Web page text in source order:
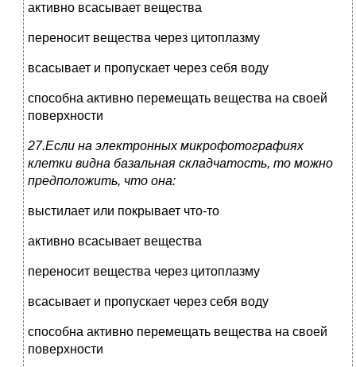
активно всасывает вещества
переносит вещества через цитоплазму
всасывает и пропускает через себя воду
способна активно перемещать вещества на своей
поверхности
27.Если на электронных микрофотографиях
клетки видна базальная складчатость, то можно
предположить, что она:
выстилает или покрывает что-то
активно всасывает вещества
переносит вещества через цитоплазму
всасывает и пропускает через себя воду
способна активно перемещать вещества на своей
поверхности